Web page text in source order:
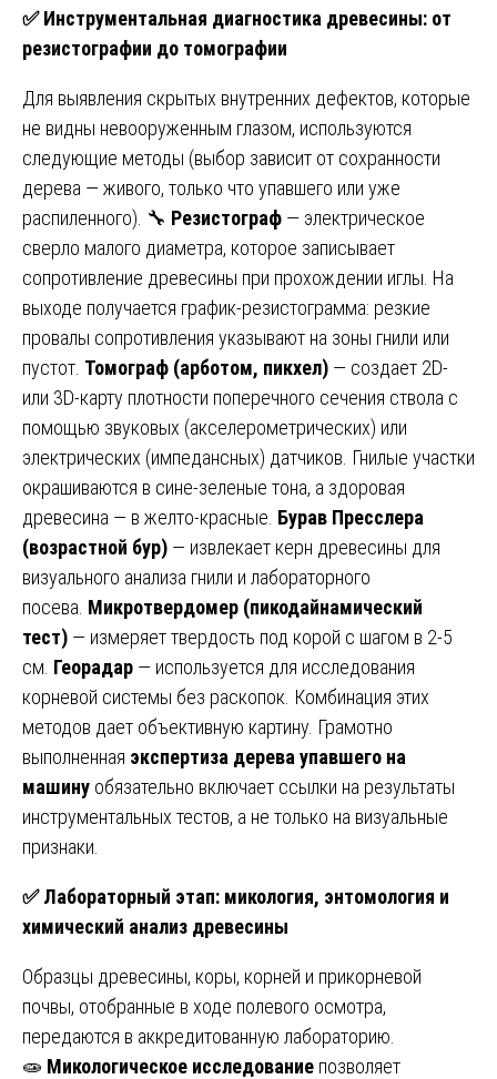
✅Инструментальная диагностика древесины: от
резистографии до томографии
Для выявления скрытых внутренних дефектов, которые
не видны невооруженным глазом, используются
следующие методы (выбор зависит от сохранности
дерева — живого, только что упавшего или уже
распиленного). 🔧 Резистограф — электрическое
сверло малого диаметра, которое записывает
сопротивление древесины при прохождении иглы. На
выходе получается график-резистограмма: резкие
провалы сопротивления указывают на зоны гнили или
пустот. Томограф (арботом, пикхел) — создает 2D-
или 3D-карту плотности поперечного сечения ствола с
помощью звуковых (акселерометрических) или
электрических (импедансных) датчиков. Гнилые участки
окрашиваются в сине-зеленые тона, а здоровая
древесина — в желто-красные. Бурав Пресслера
(возрастной бур) — извлекает керн древесины для
визуального анализа гнили и лабораторного
посева. Микротвердомер (пикодайнамический
тест) — измеряет твердость под корой с шагом в 2-5
см. Георадар — используется для исследования
корневой системы без раскопок. Комбинация этих
методов дает объективную картину. Грамотно
выполненная экспертиза дерева упавшего на
машину обязательно включает ссылки на результаты
инструментальных тестов, а не только на визуальные
признаки.
✅Лабораторный этап: микология, энтомология и
химический анализ древесины
Образцы древесины, коры, корней и прикорневой
почвы, отобранные в ходе полевого осмотра,
передаются в аккредитованную лабораторию.
🧫 Микологическое исследование позволяет